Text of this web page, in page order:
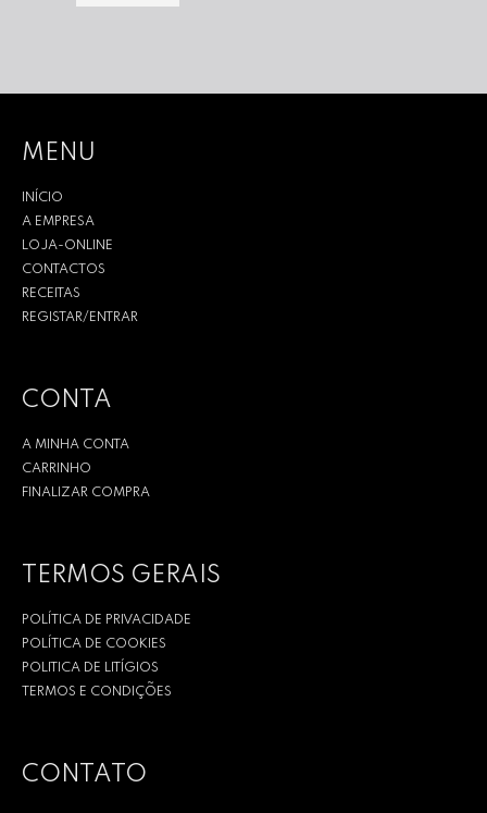
MENU
INÍCIO
A EMPRESA
LOJA-ONLINE
CONTACTOS
RECEITAS
REGISTAR/ENTRAR
CONTA
A MINHA CONTA
CARRINHO
FINALIZAR COMPRA
TERMOS GERAIS
POLÍTICA DE PRIVACIDADE
POLÍTICA DE COOKIES
POLITICA DE LITÍGIOS
TERMOS E CONDIÇÕES
CONTATO